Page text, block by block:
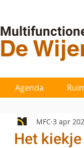
De
Agenda
Het
MFC 3 apr